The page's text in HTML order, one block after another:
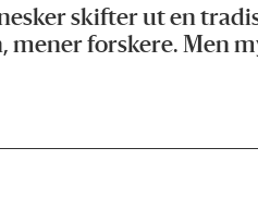
skifter ut en
mener forskere. Men